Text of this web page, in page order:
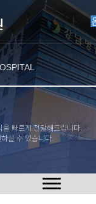
빠르게 전달해드립니다.
실 수 있습니다.